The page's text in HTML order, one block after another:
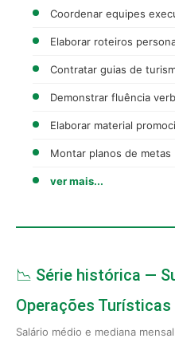
Coordenar equipes
Elaborar roteiros
Contratar guias de
Demonstrar fluência
Elaborar material
Montar planos de metas
ver mais...
📉 Série histórica —
Operações Turísticas
Salário médio e mediana